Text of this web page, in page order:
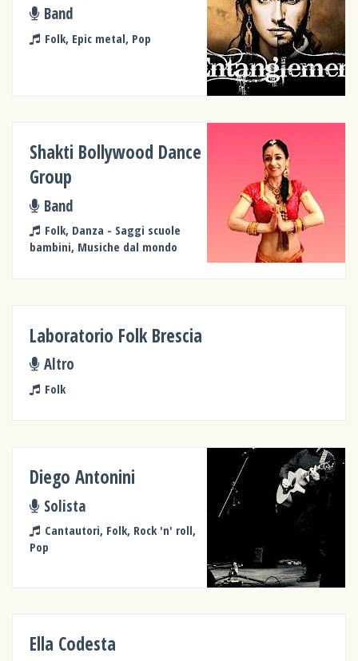
Band
Folk, Epic metal, Pop
Shakti Bollywood Dance
Group
Band
Folk, Danza - Saggi scuole
bambini, Musiche dal mondo
Laboratorio Folk Brescia
Altro
Folk
Diego Antonini
Solista
Cantautori, Folk, Rock 'n' roll,
Pop
Ella Codesta